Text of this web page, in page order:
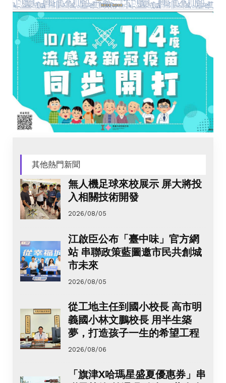
其他熱門新聞
無人機足球來校展示 屏大將投
入相關技術開發
2026/08/05
江啟臣公布「臺中味」官方網
站 串聯政策藍圖邀市民共創城
市未來
2026/08/05
從工地主任到國小校長 高市明
義國小林文鵬校長 用半生築
夢，打造孩子一生的希望工程
2026/08/06
「旗津X哈瑪星盛夏優惠券」串